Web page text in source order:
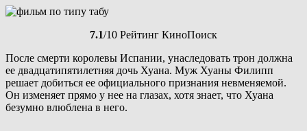
7.1/10 Рейтинг КиноПоиск
После смерти королевы Испании, унаследовать трон должна
ее двадцатипятилетняя дочь Хуана. Муж Хуаны Филипп
решает добиться ее официального признания невменяемой.
Он изменяет прямо у нее на глазах, хотя знает, что Хуана
безумно влюблена в него.